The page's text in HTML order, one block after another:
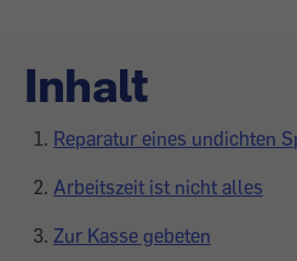
Inhalt
Reparatur eines undichten
Arbeitszeit ist nicht alles
Zur Kasse gebeten